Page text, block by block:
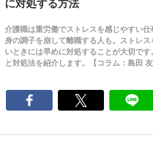
に対処する方法
介護職は重労働でストレスを感じやすい
身の調子を崩して離職する人も。ストレ
いときには早めに対処することが大切で
と対処法を紹介します。【コラム：島田